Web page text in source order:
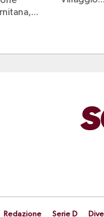
Redazione Serie D